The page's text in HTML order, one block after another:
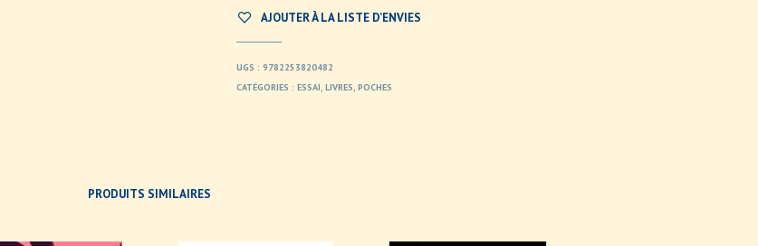
AJOUTER À LA LISTE D’ENVIES
UGS :9782253820482
CATÉGORIES :ESSAI ,LIVRES ,POCHES
PRODUITS SIMILAIRES